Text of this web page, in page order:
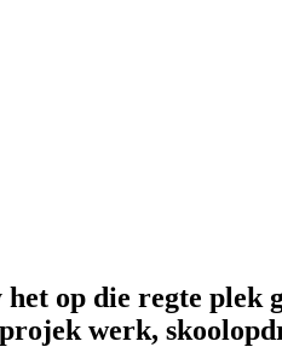
op die regte plek
werk,